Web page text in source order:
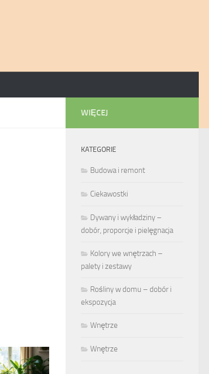
WIĘCEJ
KATEGORIE
Budowa i remont
Ciekawostki
Dywany i wykładziny –
dobór, proporcje i pielęgnacja
Kolory we wnętrzach –
palety i zestawy
Rośliny w domu – dobór i
ekspozycja
Wnętrze
Wnętrze